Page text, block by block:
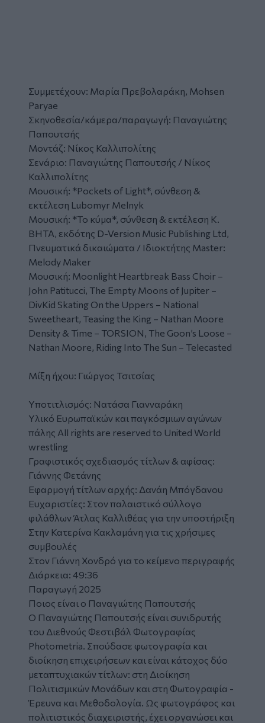
Συμμετέχουν: Μαρία Πρεβολαράκη, Mohsen
Paryae
Σκηνοθεσία/κάμερα/παραγωγή: Παναγιώτης
Παπουτσής
Μοντάζ: Νίκος Καλλιπολίτης
Σενάριο: Παναγιώτης Παπουτσής / Νίκος
Καλλιπολίτης
Μουσική: *Pockets of Light*, σύνθεση &
εκτέλεση Lubomyr Melnyk
Μουσική: *Το κύμα*, σύνθεση & εκτέλεση Κ.
ΒΗΤΑ, εκδότης D-Version Music Publishing Ltd,
Πνευματικά δικαιώματα / Ιδιοκτήτης Master:
Melody Maker
Μουσική: Moonlight Heartbreak Bass Choir –
John Patitucci, The Empty Moons of Jupiter –
DivKid Skating On the Uppers – National
Sweetheart, Teasing the King – Nathan Moore
Density & Time – TORSION, The Goon’s Loose –
Nathan Moore, Riding Into The Sun – Telecasted
Μίξη ήχου: Γιώργος Τσιτσίας
Υποτιτλισμός: Νατάσα Γιανναράκη
Υλικό Ευρωπαϊκών και παγκόσμιων αγώνων
πάλης All rights are reserved to United World
wrestling
Γραφιστικός σχεδιασμός τίτλων & αφίσας:
Γιάννης Φετάνης
Εφαρμογή τίτλων αρχής: Δανάη Μπόγδανου
Ευχαριστίες: Στον παλαιστικό σύλλογο
φιλάθλων Άτλας Καλλιθέας για την υποστήριξη
Στην Κατερίνα Κακλαμάνη για τις χρήσιμες
συμβουλές
Στον Γιάννη Χονδρό για το κείμενο περιγραφής
Διάρκεια: 49:36
Παραγωγή 2025
Ποιος είναι ο Παναγιώτης Παπουτσής
Ο Παναγιώτης Παπουτσής είναι συνιδρυτής
του Διεθνούς Φεστιβάλ Φωτογραφίας
Photometria. Σπούδασε φωτογραφία και
διοίκηση επιχειρήσεων και είναι κάτοχος δύο
μεταπτυχιακών τίτλων: στη Διοίκηση
Πολιτισμικών Μονάδων και στη Φωτογραφία -
Έρευνα και Μεθοδολογία. Ως φωτογράφος και
πολιτιστικός διαχειριστής, έχει οργανώσει και